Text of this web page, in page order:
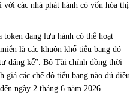
các nhà phát hành có vốn hóa thị
đang lưu hành có thể hoạt
là các khuôn khổ tiểu bang đó
đáng kể”. Bộ Tài chính đồng thời
giá các chế độ tiểu bang nào đủ điều
ngày 2 tháng 6 năm 2026.